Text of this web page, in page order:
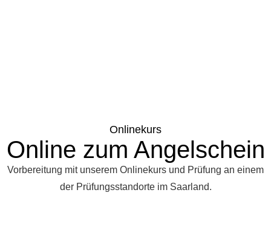
Onlinekurs
Online zum Angelschein
Vorbereitung mit unserem Onlinekurs und Prüfung an einem
der Prüfungsstandorte im Saarland.